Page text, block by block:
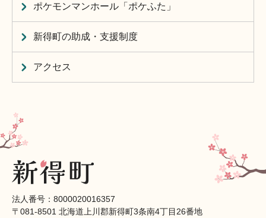
ポケモンマンホール「ポケふた」
新得町の助成・支援制度
アクセス
法人番号：8000020016357
〒081-8501 北海道上川郡新得町3条南4丁目26番地